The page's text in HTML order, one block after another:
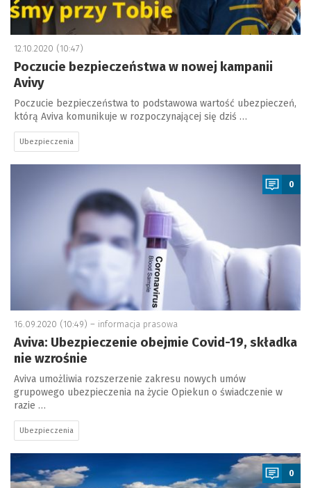
12.10.2020 (10:47)
Poczucie bezpieczeństwa w nowej kampanii
Avivy
Poczucie bezpieczeństwa to podstawowa wartość ubezpieczeń,
którą Aviva komunikuje w rozpoczynającej się dziś …
Ubezpieczenia
a
0
16.09.2020 (10:49) – informacja prasowa
Aviva: Ubezpieczenie obejmie Covid-19, składka
nie wzrośnie
Aviva umożliwia rozszerzenie zakresu nowych umów
grupowego ubezpieczenia na życie Opiekun o świadczenie w
razie …
Ubezpieczenia
a
0